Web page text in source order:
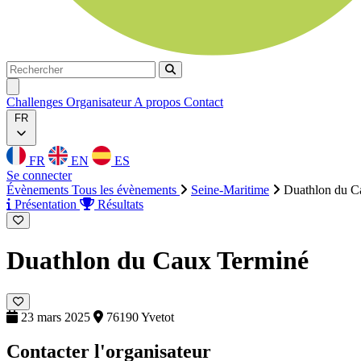
Rechercher
Rechercher
Challenges OrganisateurA propos Contact
FR
FR EN
ES
Se connecter
Évènements Tous les évènements Seine-Maritime
Duathlon du
Présentation
Résultats
Duathlon du CauxTerminé
23 mars 2025 76190 Yvetot
Contacter l'organisateur